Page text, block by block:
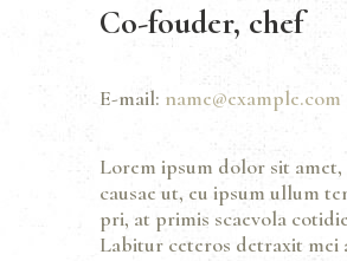
Co-fouder, chef
E-mail: name@example.com
Lorem ipsum dolor sit
causae ut, eu ipsum ullum
pri, at primis scaevola
Labitur ceteros detraxit mei